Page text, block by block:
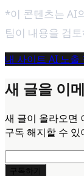
*이 콘텐츠는 AI
팀이 내용을 검
내 사이트 AI 노출
새 글을 이
새 글이 올라오면
구독 해지할 수 있
구독하기